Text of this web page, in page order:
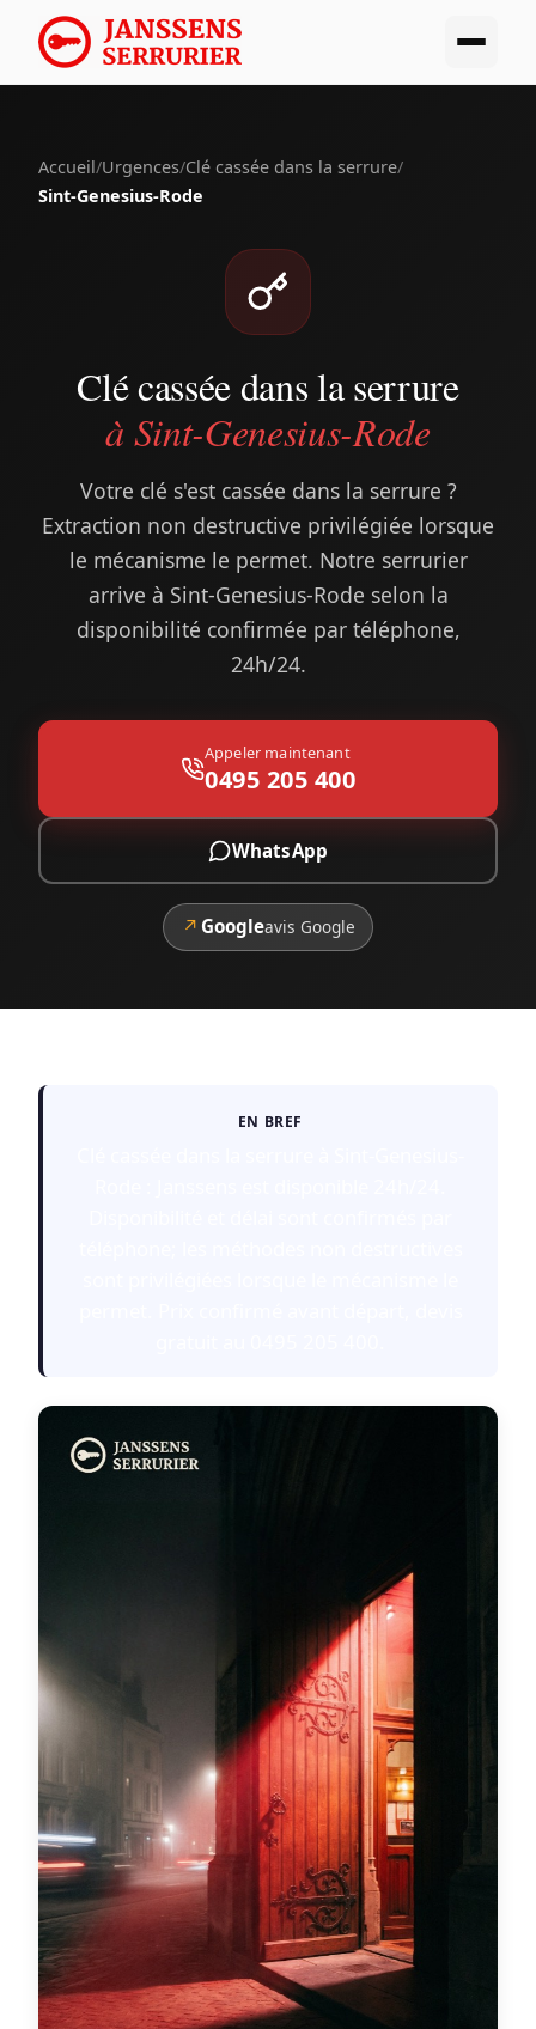
Accueil/Urgences/Clé cassée dans la serrure/
Sint-Genesius-Rode
Clé cassée dans la serrure
à Sint-Genesius-Rode
Votre clé s'est cassée dans la serrure ?
Extraction non destructive privilégiée lorsque
le mécanisme le permet. Notre serrurier
arrive à Sint-Genesius-Rode selon la
disponibilité confirmée par téléphone,
24h/24.
Appeler maintenant
0495 205 400
WhatsApp
↗ Googleavis Google
EN BREF